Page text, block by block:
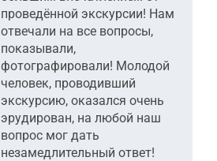
проведённой экскурсии! Нам
отвечали на все вопросы,
показывали,
фотографировали! Молодой
человек, проводивший
экскурсию, оказался очень
эрудирован, на любой наш
вопрос мог дать
незамедлительный ответ!